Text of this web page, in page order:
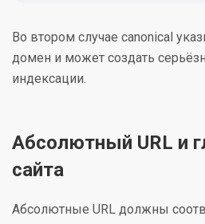
Во втором случае canonical
домен и может создать
индексации.
Абсолютный URL и
сайта
Абсолютные URL должны